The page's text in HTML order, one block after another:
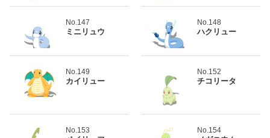
No.147
ミニリュウ
No.148
ハクリュー
No.149
カイリュー
No.152
チコリータ
No.153 No.154